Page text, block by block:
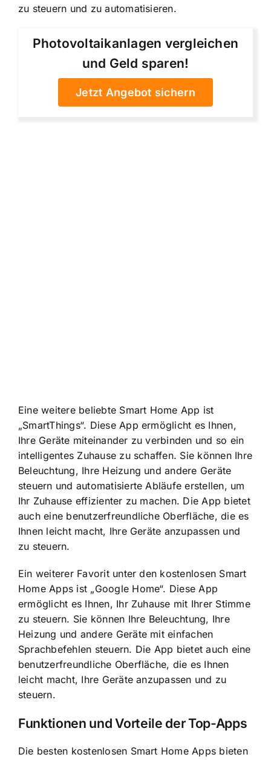
zu steuern und zu automatisieren.
Photovoltaikanlagen vergleichen
und Geld sparen!
Jetzt Angebot sichern
Eine weitere beliebte Smart Home App ist
„SmartThings“. Diese App ermöglicht es Ihnen,
Ihre Geräte miteinander zu verbinden und so ein
intelligentes Zuhause zu schaffen. Sie können Ihre
Beleuchtung, Ihre Heizung und andere Geräte
steuern und automatisierte Abläufe erstellen, um
Ihr Zuhause effizienter zu machen. Die App bietet
auch eine benutzerfreundliche Oberfläche, die es
Ihnen leicht macht, Ihre Geräte anzupassen und
zu steuern.
Ein weiterer Favorit unter den kostenlosen Smart
Home Apps ist „Google Home“. Diese App
ermöglicht es Ihnen, Ihr Zuhause mit Ihrer Stimme
zu steuern. Sie können Ihre Beleuchtung, Ihre
Heizung und andere Geräte mit einfachen
Sprachbefehlen steuern. Die App bietet auch eine
benutzerfreundliche Oberfläche, die es Ihnen
leicht macht, Ihre Geräte anzupassen und zu
steuern.
Funktionen und Vorteile der Top-Apps
Die besten kostenlosen Smart Home Apps bieten